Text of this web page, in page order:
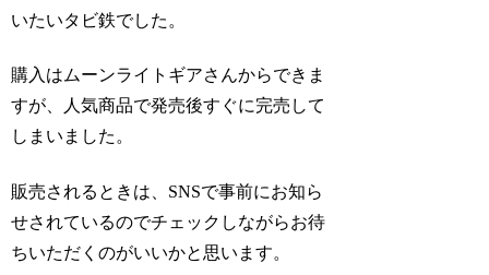
いたいタビ鉄でした。
購入はムーンライトギアさんからできま
すが、人気商品で発売後すぐに完売して
しまいました。
販売されるときは、SNSで事前にお知ら
せされているのでチェックしながらお待
ちいただくのがいいかと思います。